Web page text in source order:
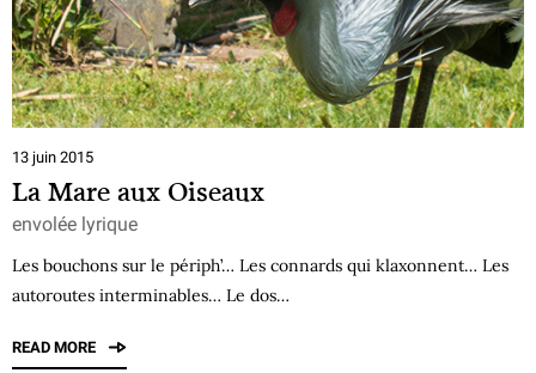
13 juin 2015
La Mare aux Oiseaux
envolée lyrique
Les bouchons sur le périph’… Les connards qui klaxonnent… Les
autoroutes interminables… Le dos…
READ MORE